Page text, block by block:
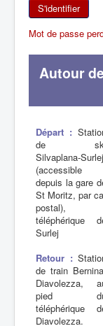
S'identifier
Mot de passe
Autour
Départ :
de
Silvaplana-Surlej
(accessible
depuis la gare
St Moritz, par
postal),
téléphérique
Surlej
Retour :
de train
Diavolezza,
pied
téléphérique
Diavolezza.